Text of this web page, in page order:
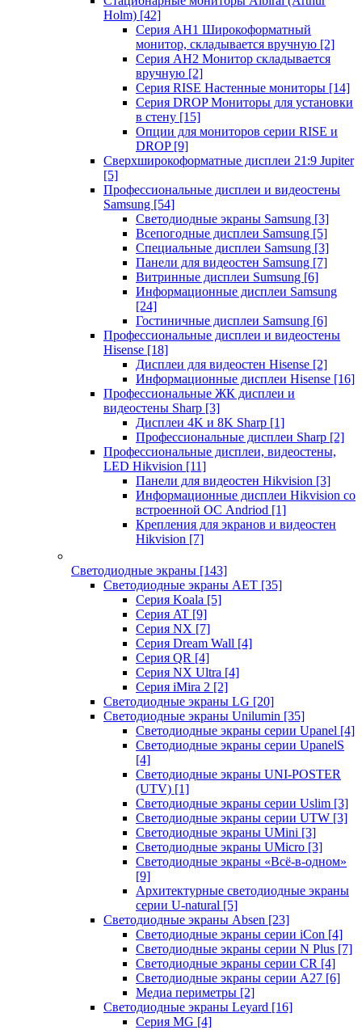
Holm) [42]
Серия AH1 Широкоформатный
монитор, складывается вручную [2]
Серия AH2 Монитор складывается
вручную [2]
Серия RISE Настенные мониторы [14]
Серия DROP Мониторы для установки
в стену [15]
Опции для мониторов серии RISE и
DROP [9]
Сверхширокоформатные дисплеи 21:9 Jupiter
[5]
Профессиональные дисплеи и видеостены
Samsung [54]
Светодиодные экраны Samsung [3]
Всепогодные дисплеи Samsung [5]
Специальные дисплеи Samsung [3]
Панели для видеостен Samsung [7]
Витринные дисплеи Sumsung [6]
Информационные дисплеи Samsung
[24]
Гостиничные дисплеи Samsung [6]
Профессиональные дисплеи и видеостены
Hisense [18]
Дисплеи для видеостен Hisense [2]
Информационные дисплеи Hisense [16]
Профессиональные ЖК дисплеи и
видеостены Sharp [3]
Дисплеи 4K и 8K Sharp [1]
Профессиональные дисплеи Sharp [2]
Профессиональные дисплеи, видеостены,
LED Hikvision [11]
Панели для видеостен Hikvision [3]
Информационные дисплеи Hikvision со
встроенной ОС Andriod [1]
Крепления для экранов и видеостен
Hikvision [7]
Светодиодные экраны [143]
Светодиодные экраны AET [35]
Cерия Koala [5]
Серия AT [9]
Серия NX [7]
Серия Dream Wall [4]
Серия QR [4]
Серия NX Ultra [4]
Серия iMira 2 [2]
Светодиодные экраны LG [20]
Светодиодные экраны Unilumin [35]
Светодиодные экраны серии Upanel [4]
Светодиодные экраны серии UpanelS
[4]
Светодиодные экраны UNI-POSTER
(UTV) [1]
Светодиодные экраны серии Uslim [3]
Светодиодные экраны серии UTW [3]
Светодиодные экраны UMini [3]
Светодиодные экраны UMicro [3]
Светодиодные экраны «Всё-в-одном»
[9]
Архитектурные светодиодные экраны
серии U-natural [5]
Светодиодные экраны Absen [23]
Светодиодные экраны серии iCon [4]
Светодиодные экраны серии N Plus [7]
Светодиодные экраны серии CR [4]
Светодиодные экраны серии А27 [6]
Медиа периметры [2]
Светодиодные экраны Leyard [16]
Серия MG [4]